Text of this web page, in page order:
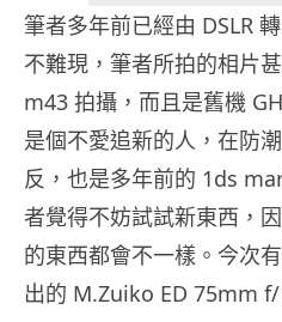
筆者多年前已經由 DSLR
不難現，筆者所拍的相片
m43 拍攝，而且是舊機
是個不愛追新的人，在防
反，也是多年前的 1ds
者覺得不妨試試新東西，
的東西都會不一樣。今次
出的 M.Zuiko ED 75mm f/